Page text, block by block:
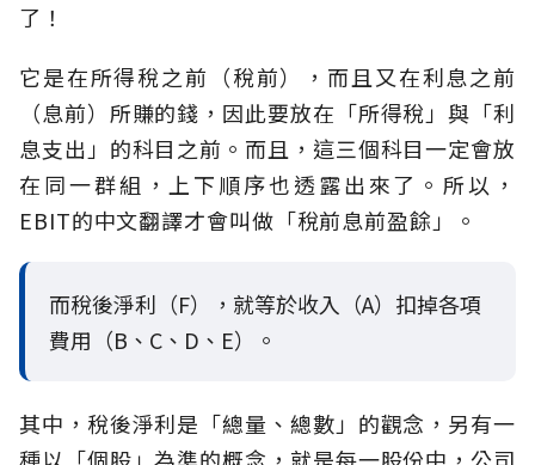
了！
它是在所得稅之前（稅前），而且又在利息之前
（息前）所賺的錢，因此要放在「所得稅」與「利
息支出」的科目之前。而且，這三個科目一定會放
在同一群組，上下順序也透露出來了。所以，
EBIT的中文翻譯才會叫做「稅前息前盈餘」。
而稅後淨利（F），就等於收入（A）扣掉各項
費用（B、C、D、E）。
其中，稅後淨利是「總量、總數」的觀念，另有一